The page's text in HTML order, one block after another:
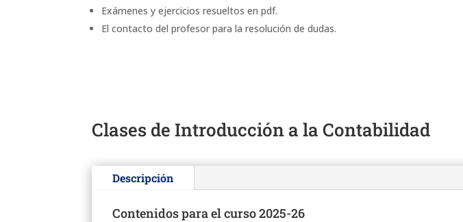
Exámenes y ejercicios resueltos en pdf.
El contacto del profesor para la resolución de dudas.
Clases de Introducción a la Contabilidad
Descripción
Contenidos para el curso 2025-26